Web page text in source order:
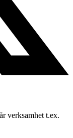
verksamhet t.ex.